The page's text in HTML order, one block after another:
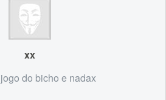
xx
do bicho e nadax